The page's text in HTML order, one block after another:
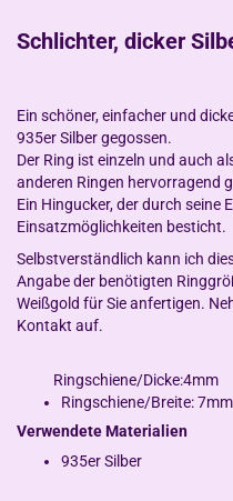
Schlichter, dicker
Ein schöner, einfacher und
935er Silber gegossen.
Der Ring ist einzeln und auch
anderen Ringen hervorragend
Ein Hingucker, der durch seine
Einsatzmöglichkeiten besticht.
Selbstverständlich kann ich
Angabe der benötigten
Weißgold für Sie anfertigen.
Kontakt auf.
Ringschiene/Dicke:4mm
Ringschiene/Breite: 7mm
Verwendete Materialien
935er Silber